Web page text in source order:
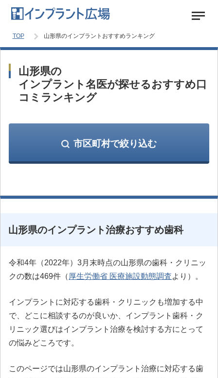
TOP 山形県のインプラントおすすめランキング
山形県の
インプラント名医が探せるおすすめ口
コミランキング
市区町村で絞り込む
山形県のインプラント治療おすすめ歯科
令和4年（2022年）3月末時点の山形県の歯科・クリニッ
クの数は469件（ 厚生労働省 医療施設動態調査より）。
インプラントに対応する歯科・クリニックも増加する中
で、どこに相談するのが良いか、インプラント歯科・ク
リニック選びはインプラント治療を検討する方にとって
の悩みどころです。
このページでは山形県のインプラント治療に対応する歯